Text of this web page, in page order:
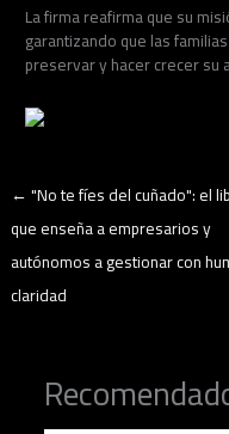
La firma reafirma que su
garantizando que las
preservar y hacer crecer su
←"No te fíes del cuñado": el
que enseña a empresarios y
autónomos a gestionar con
claridad